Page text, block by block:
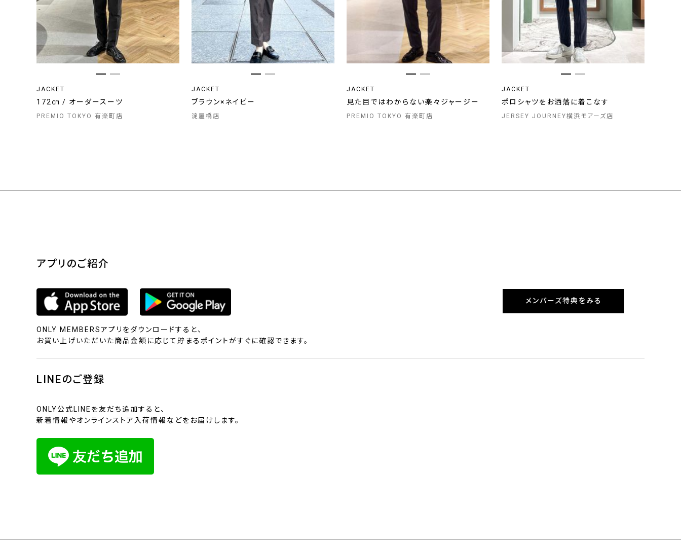
JACKET
172㎝ / オーダースーツ
PREMIO TOKYO 有楽町店
JACKET
ブラウン×ネイビー
淀屋橋店
JACKET
見た目ではわからない楽々ジャージー
PREMIO TOKYO 有楽町店
JACKET
ポロシャツをお洒落に着こなす
JERSEY JOURNEY横浜モアーズ店
アプリのご紹介
ONLY MEMBERSアプリをダウンロードすると、
お買い上げいただいた商品金額に応じて貯まるポイントがすぐに確認できます。
メンバーズ特典をみる
LINEのご登録
ONLY公式LINEを友だち追加すると、
新着情報やオンラインストア入荷情報などをお届けします。